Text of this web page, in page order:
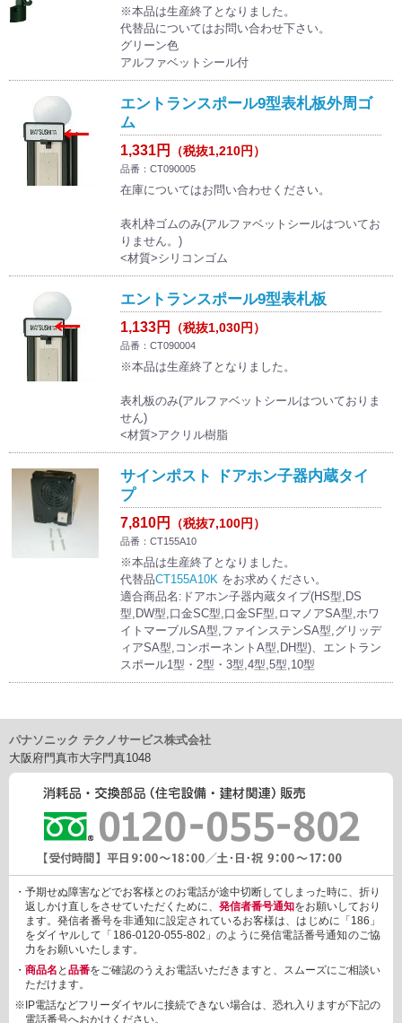
※本品は生産終了となりました。
代替品についてはお問い合わせ下さい。
グリーン色
アルファベットシール付
エントランスポール9型表札板外周ゴ
ム
1,331円 （税抜1,210円）
品番：CT090005
在庫についてはお問い合わせください。
表札枠ゴムのみ(アルファベットシールはついてお
りません。)
<材質>シリコンゴム
エントランスポール9型表札板
1,133円 （税抜1,030円）
品番：CT090004
※本品は生産終了となりました。
表札板のみ(アルファベットシールはついておりま
せん)
<材質>アクリル樹脂
サインポスト ドアホン子器内蔵タイ
プ
7,810円 （税抜7,100円）
品番：CT155A10
※本品は生産終了となりました。
代替品CT155A10Kをお求めください。
適合商品名:ドアホン子器内蔵タイプ(HS型,DS
型,DW型,口金SC型,口金SF型,ロマノアSA型,ホワ
イトマーブルSA型,ファインステンSA型,グリッデ
ィアSA型,コンポーネントA型,DH型)、エントラン
スポール1型・2型・3型,4型,5型,10型
パナソニック テクノサービス株式会社
大阪府門真市大字門真1048
・予期せぬ障害などでお客様とのお電話が途中切断してしまった時に、折り
返しかけ直しをさせていただくために、 発信者番号通知をお願いしており
ます。発信者番号を非通知に設定されているお客様は、はじめに「186」
をダイヤルして「186-0120-055-802」のように発信電話番号通知のご協
力をお願いいたします。
・ 商品名 と 品番をご確認のうえお電話いただきますと、スムーズにご相談い
ただけます。
※IP電話などフリーダイヤルに接続できない場合は、恐れ入りますが下記の
電話番号へおかけください。